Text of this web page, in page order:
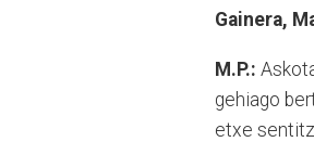
Gainera,
M.P.:
gehiago
etxe